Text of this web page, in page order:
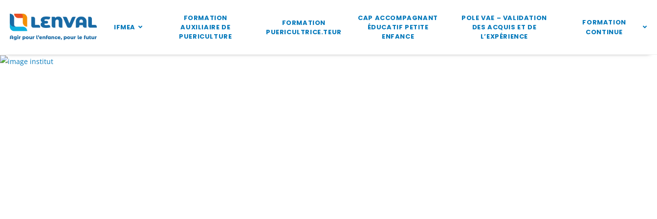
IFMEA
FORMATION
AUXILIAIRE DE
PUERICULTURE
FORMATION
PUERICULTRICE.TEUR
CAP ACCOMPAGNANT
ÉDUCATIF PETITE
ENFANCE
POLE VAE – VALIDATION
DES ACQUIS ET DE
L’EXPÉRIENCE
FORMATION
CONTINUE